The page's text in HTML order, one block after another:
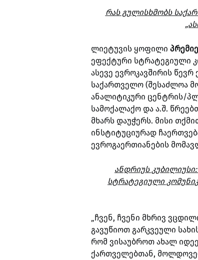
რას გულისხმობს
ლიეტუვის ყოფილი
ეფექტური სტრატეგიული
ასევე ევროკავშირის წევრ
საქართველო (შესაძლოა
ანალიტიკური ცენტრის/
სამოქალაქო და ა.შ.
მხარს დაუჭერს. მისი
ინსტიტუციურად
ევროგაერთიანების
ანდრიუს
სტრატეგიული
„ჩვენ, ჩვენი მხრივ
გავუწიოთ გარკვეული
რომ ვისაუბროთ ახალ
ქართველებთან,